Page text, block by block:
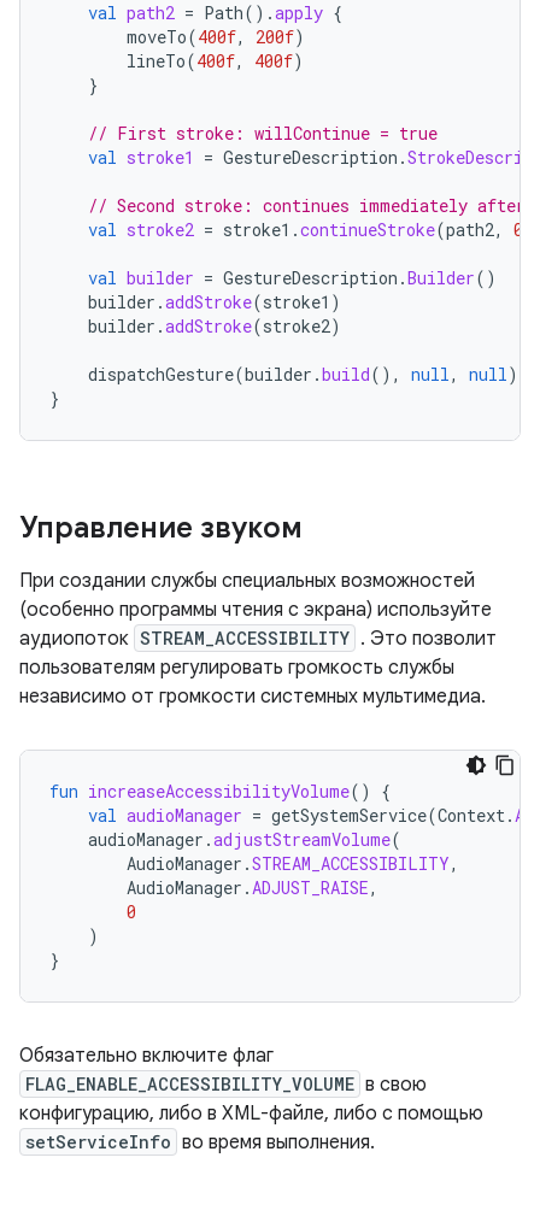
val path2 = Path().apply {
moveTo(400f, 200f)
lineTo(400f, 400f)
}
// First stroke: willContinue = true
val stroke1 = GestureDescription .
// Second stroke: continues immediately after
val stroke2 = stroke1 .continueStroke(path2, 0
val builder = GestureDescription .Builder()
builder .addStroke(stroke1 )
builder .addStroke(stroke2)
dispatchGesture(builder .build(), null, null)
}
Управление звуком
При создании службы специальных возможностей
(особенно программы чтения с экрана) используйте
аудиопоток STREAM_ACCESSIBILITY . Это позволит
пользователям регулировать громкость службы
независимо от громкости системных мультимедиа.
fun increaseAccessibilityVolume()
{
val audioManager = getSystemService(Context.
audioManager .adjustStreamVolume(
AudioManager .STREAM_ACCESSIBILITY,
AudioManager .ADJUST_RAISE,
0
)
}
Обязательно включите флаг
FLAG_ENABLE_ACCESSIBILITY_VOLUME в свою
конфигурацию, либо в XML-файле, либо с помощью
setServiceInfo во время выполнения.